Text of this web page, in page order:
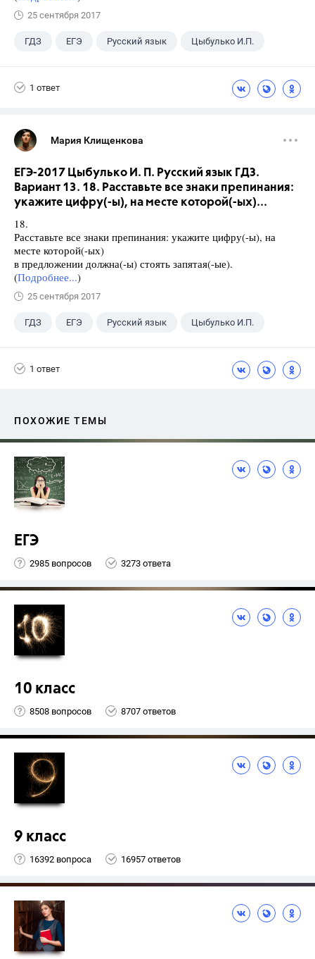
25 сентября 2017
ГДЗ ЕГЭ Русский язык Цыбулько И.П.
1 ответ
Мария Клищенкова
ЕГЭ-2017 Цыбулько И. П. Русский язык ГДЗ.
Вариант 13. 18. Расставьте все знаки препинания:
укажите цифру(-ы), на месте которой(-ых)...
18.
Расставьте все знаки препинания: укажите цифру(-ы), на
месте которой(-ых)
в предложении должна(-ы) стоять запятая(-ые).
(Подробнее...)
25 сентября 2017
ГДЗ ЕГЭ Русский язык Цыбулько И.П.
1 ответ
ПОХОЖИЕ ТЕМЫ
ЕГЭ
2985 вопросов 3273 ответа
10 класс
8508 вопросов 8707 ответов
9 класс
16392 вопроса 16957 ответов